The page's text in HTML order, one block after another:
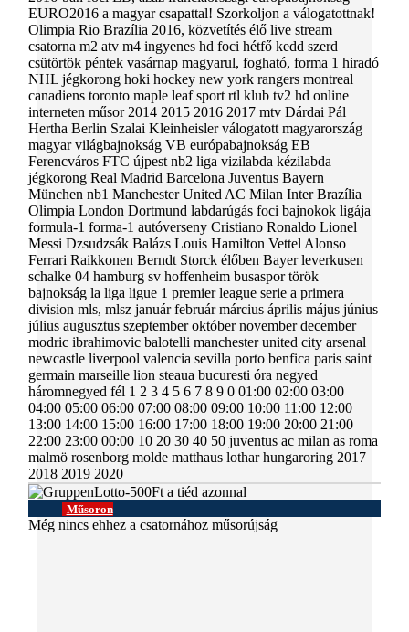
EURO2016 a magyar csapattal! Szorkoljon a válogatottnak!
Olimpia Rio Brazília 2016, közvetítés élő live stream
csatorna m2 atv m4 ingyenes hd foci hétfő kedd szerd
csütörtök péntek vasárnap magyarul, fogható, forma 1 hiradó
NHL jégkorong hoki hockey new york rangers montreal
canadiens toronto maple leaf sport rtl klub tv2 hd online
interneten műsor 2014 2015 2016 2017 mtv Dárdai Pál
Hertha Berlin Szalai Kleinheisler válogatott magyarország
magyar világbajnokság VB európabajnokság EB
Ferencváros FTC újpest nb2 liga vizilabda kézilabda
jégkorong Real Madrid Barcelona Juventus Bayern
München nb1 Manchester United AC Milan Inter Brazília
Olimpia London Dortmund labdarúgás foci bajnokok ligája
formula-1 forma-1 autóverseny Cristiano Ronaldo Lionel
Messi Dzsudzsák Balázs Louis Hamilton Vettel Alonso
Ferrari Raikkonen Berndt Storck élőben Bayer leverkusen
schalke 04 hamburg sv hoffenheim busaspor török
bajnokság la liga ligue 1 premier league serie a primera
division mls, mlsz január február március április május június
július augusztus szeptember október november december
modric ibrahimovic balotelli manchester united city arsenal
newcastle liverpool valencia sevilla porto benfica paris saint
germain marseille lion steaua bucuresti óra negyed
háromnegyed fél 1 2 3 4 5 6 7 8 9 0 01:00 02:00 03:00
04:00 05:00 06:00 07:00 08:00 09:00 10:00 11:00 12:00
13:00 14:00 15:00 16:00 17:00 18:00 19:00 20:00 21:00
22:00 23:00 00:00 10 20 30 40 50 juventus ac milan as roma
malmö rosenborg molde matthaus lothar hungaroring 2017
2018 2019 2020
Műsoron
Még nincs ehhez a csatornához műsorújság